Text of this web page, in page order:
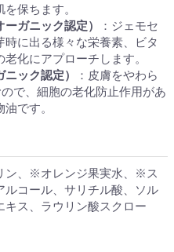
保ちます。
ガニック認定）
：ジェモセ
に出る様々な栄養素、ビタ
化にアプローチします。
ック認定）
：皮膚をやわら
で、細胞の老化防止作用があ
です。
ン、※オレンジ果実水、※ス
ルコール、サリチル酸、ソル
ス、ラウリン酸スクロー